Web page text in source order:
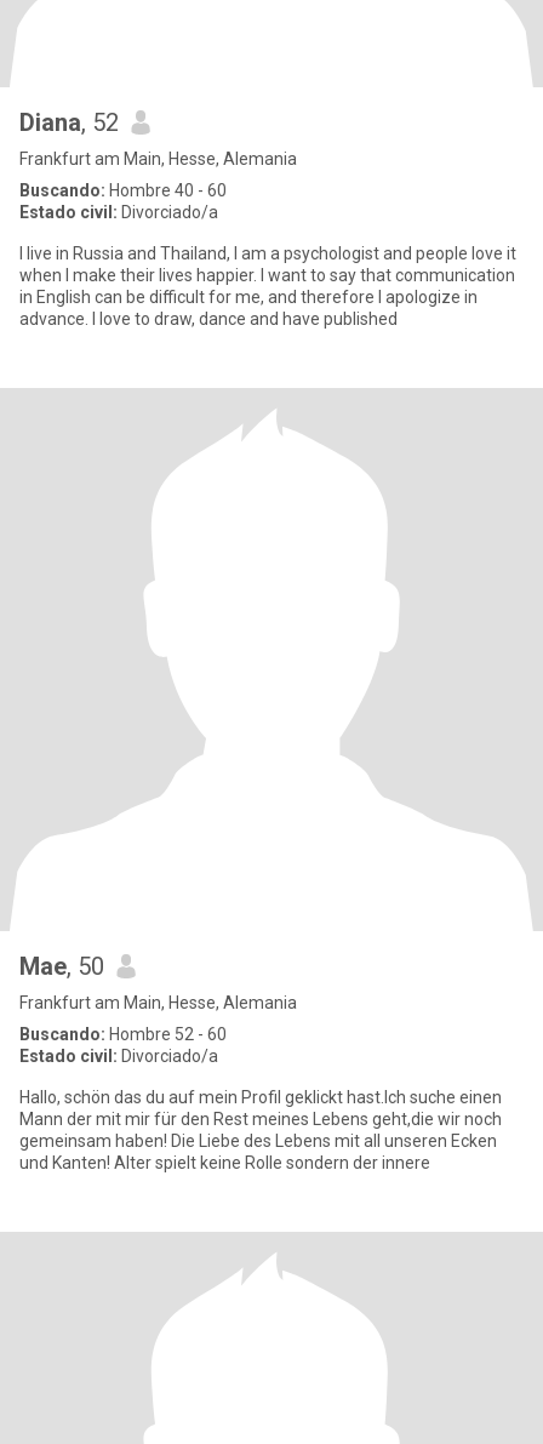
Diana, 52
Frankfurt am Main, Hesse, Alemania
Buscando: Hombre 40 - 60
Estado civil: Divorciado/a
I live in Russia and Thailand, I am a psychologist and people love it
when I make their lives happier. I want to say that communication
in English can be difficult for me, and therefore I apologize in
advance. I love to draw, dance and have published
Mae, 50
Frankfurt am Main, Hesse, Alemania
Buscando: Hombre 52 - 60
Estado civil: Divorciado/a
Hallo, schön das du auf mein Profil geklickt hast.Ich suche einen
Mann der mit mir für den Rest meines Lebens geht,die wir noch
gemeinsam haben! Die Liebe des Lebens mit all unseren Ecken
und Kanten! Alter spielt keine Rolle sondern der innere